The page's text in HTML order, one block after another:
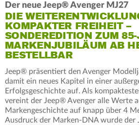
Der neue Jeep® Avenger MJ27
DIE
KOMPAKTER FREIHEIT –
SONDEREDITION ZUM
MARKENJUBILÄUM AB
BESTELLBAR
Jeep® präsentiert den Avenger
damit ein neues Kapitel in einer
Erfolgsgeschichte auf. Als
vereint der Jeep® Avenger alle Werte
Markengeschichte auf knapp über 4
Ausdruck der Marken-DNA wurde der